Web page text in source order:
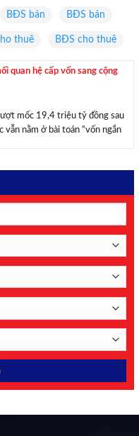
BĐS bán BĐS bán
thuê BĐS cho thuê
quan hệ cấp vốn sang cộng
mốc 19,4 triệu tỷ đồng sau
nằm ở bài toán “vốn ngắn